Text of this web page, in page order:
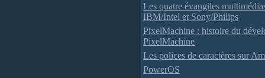
Les quatre évangiles
IBM/Intel et Sony/Philips
PixelMachine : histoire du
PixelMachine
Les polices de caractères sur
PowerOS